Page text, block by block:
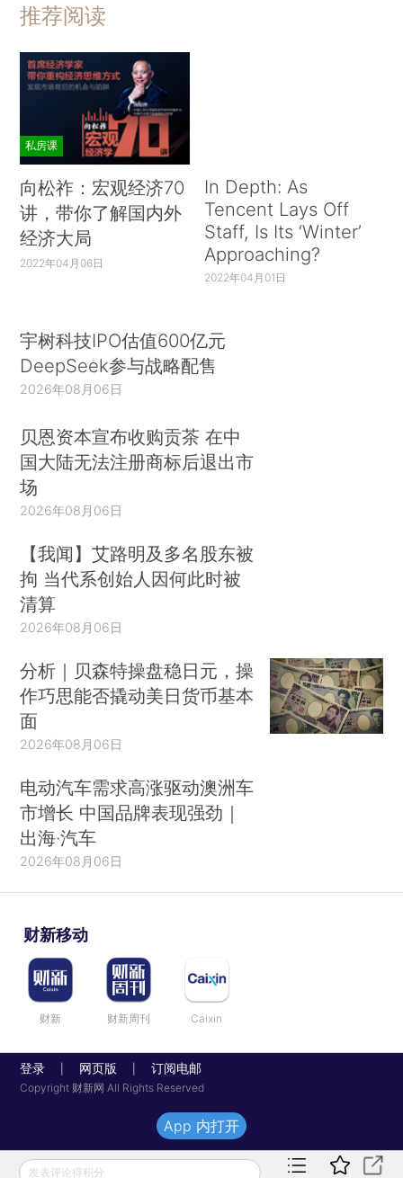
推荐阅读
私房课
向松祚：宏观经济70
讲，带你了解国内外
经济大局
2022年04月06日
In Depth: As
Tencent Lays Off
Staff, Is Its ‘Winter’
Approaching?
2022年04月01日
宇树科技IPO估值600亿元
DeepSeek参与战略配售
2026年08月06日
贝恩资本宣布收购贡茶 在中
国大陆无法注册商标后退出市
场
2026年08月06日
【我闻】艾路明及多名股东被
拘 当代系创始人因何此时被
清算
2026年08月06日
分析｜贝森特操盘稳日元，操
作巧思能否撬动美日货币基本
面
2026年08月06日
电动汽车需求高涨驱动澳洲车
市增长 中国品牌表现强劲｜
出海·汽车
2026年08月06日
财新移动
财新 财新周刊 Caixin
登录 网页版 订阅电邮
Copyright 财新网 All Rights Reserved
发表评论得积分
App 内打开